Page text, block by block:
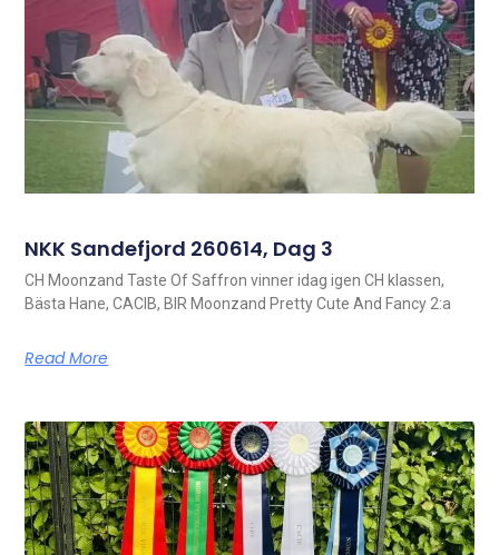
NKK Sandefjord 260614, Dag 3
CH Moonzand Taste Of Saffron vinner idag igen CH klassen,
Bästa Hane, CACIB, BIR Moonzand Pretty Cute And Fancy 2:a
Read More